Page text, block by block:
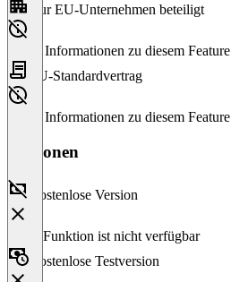
Nur EU-Unternehmen beteiligt
Keine Informationen zu diesem Feature
EU-Standardvertrag
Keine Informationen zu diesem Feature
Versionen
Kostenlose Version
Diese Funktion ist nicht verfügbar
Kostenlose Testversion